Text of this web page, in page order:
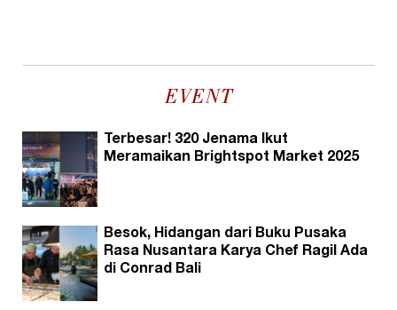
EVENT
Terbesar! 320 Jenama Ikut
Meramaikan Brightspot Market 2025
Besok, Hidangan dari Buku Pusaka
Rasa Nusantara Karya Chef Ragil Ada
di Conrad Bali